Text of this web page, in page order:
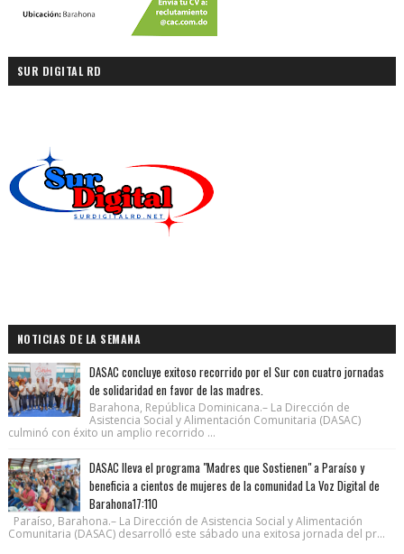
SUR DIGITAL RD
NOTICIAS DE LA SEMANA
DASAC concluye exitoso recorrido por el Sur con cuatro jornadas
de solidaridad en favor de las madres.
Barahona, República Dominicana.– La Dirección de
Asistencia Social y Alimentación Comunitaria (DASAC)
culminó con éxito un amplio recorrido ...
DASAC lleva el programa "Madres que Sostienen" a Paraíso y
beneficia a cientos de mujeres de la comunidad La Voz Digital de
Barahona17:110
Paraíso, Barahona.– La Dirección de Asistencia Social y Alimentación
Comunitaria (DASAC) desarrolló este sábado una exitosa jornada del pr...